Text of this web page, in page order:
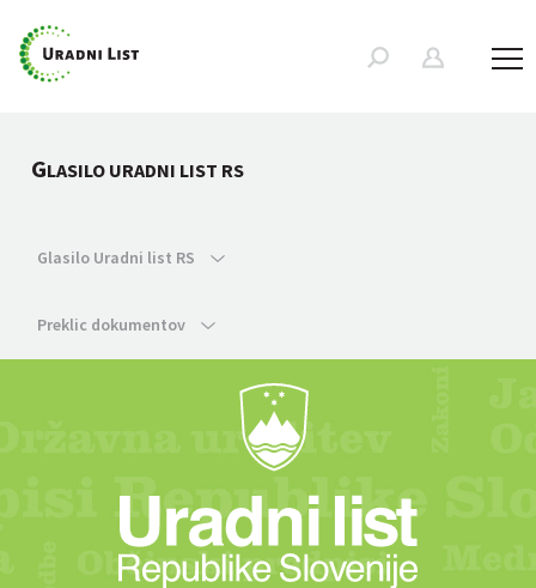
GLASILO URADNI LIST RS
Glasilo Uradni list RS
Preklic dokumentov